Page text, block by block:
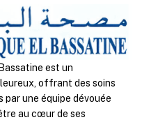
est un
offrant des soins
une équipe dévouée
au cœur de ses